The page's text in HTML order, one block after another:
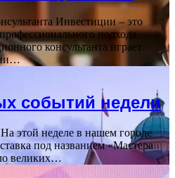
Инвестиции – это
подхода.
консультанта играет
событий недели
этой неделе в нашем городе
под названием «Мастера
великих…